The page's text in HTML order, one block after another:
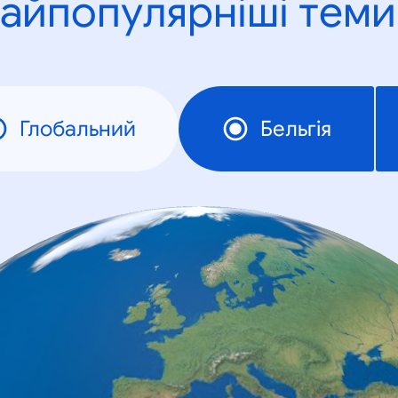
Глобальний Бельгія